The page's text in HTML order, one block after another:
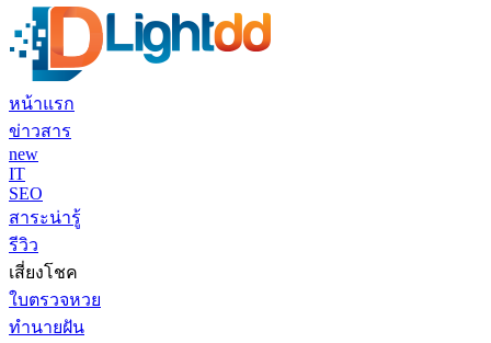
หน้าแรก
ข่าวสาร
new
IT
SEO
สาระน่ารู้
รีวิว
เสี่ยงโชค
ใบตรวจหวย
ทำนายฝัน